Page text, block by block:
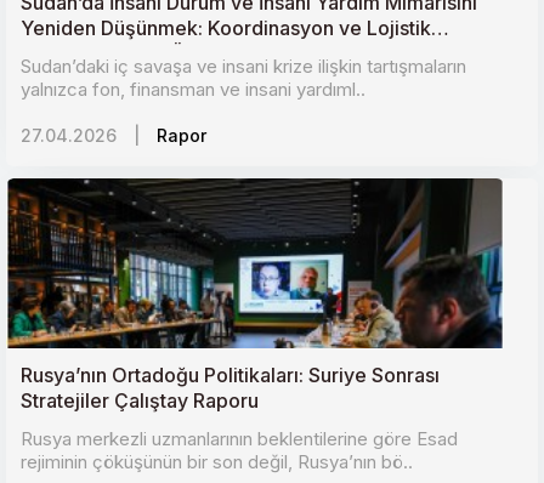
Yeniden Düşünmek: Koordinasyon ve Lojistik
Zorluklara Karşı Öneriler
Sudan’daki iç savaşa ve insani krize ilişkin tartışmaların
yalnızca fon, finansman ve insani yardıml..
27.04.2026 Rapor
Rusya’nın Ortadoğu Politikaları: Suriye Sonrası
Stratejiler Çalıştay Raporu
Rusya merkezli uzmanlarının beklentilerine göre Esad
rejiminin çöküşünün bir son değil, Rusya’nın bö..